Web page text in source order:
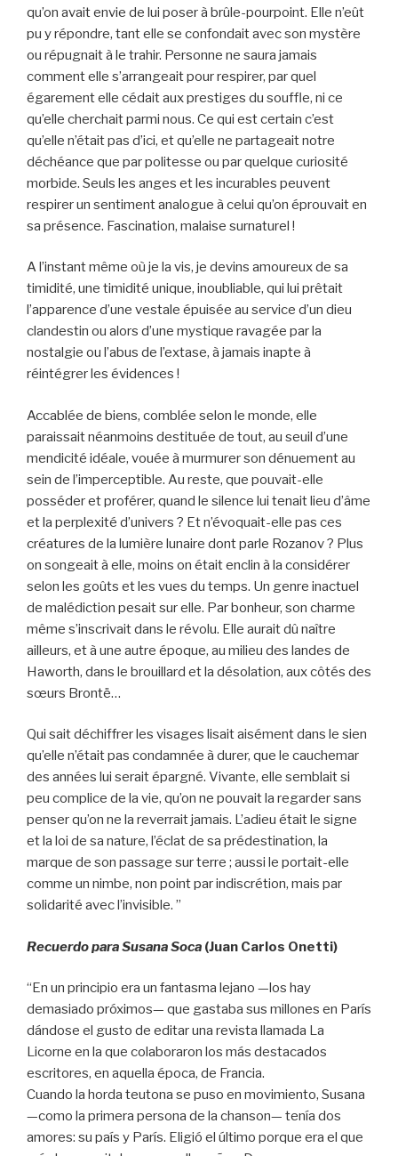
qu’on avait envie de lui poser à brûle-pourpoint. Elle n’eût
pu y répondre, tant elle se confondait avec son mystère
ou répugnait à le trahir. Personne ne saura jamais
comment elle s’arrangeait pour respirer, par quel
égarement elle cédait aux prestiges du souffle, ni ce
qu’elle cherchait parmi nous. Ce qui est certain c’est
qu’elle n’était pas d’ici, et qu’elle ne partageait notre
déchéance que par politesse ou par quelque curiosité
morbide. Seuls les anges et les incurables peuvent
respirer un sentiment analogue à celui qu’on éprouvait en
sa présence. Fascination, malaise surnaturel !
A l’instant même où je la vis, je devins amoureux de sa
timidité, une timidité unique, inoubliable, qui lui prêtait
l’apparence d’une vestale épuisée au service d’un dieu
clandestin ou alors d’une mystique ravagée par la
nostalgie ou l’abus de l’extase, à jamais inapte à
réintégrer les évidences !
Accablée de biens, comblée selon le monde, elle
paraissait néanmoins destituée de tout, au seuil d’une
mendicité idéale, vouée à murmurer son dénuement au
sein de l’imperceptible. Au reste, que pouvait-elle
posséder et proférer, quand le silence lui tenait lieu d’âme
et la perplexité d’univers ? Et n’évoquait-elle pas ces
créatures de la lumière lunaire dont parle Rozanov ? Plus
on songeait à elle, moins on était enclin à la considérer
selon les goûts et les vues du temps. Un genre inactuel
de malédiction pesait sur elle. Par bonheur, son charme
même s’inscrivait dans le révolu. Elle aurait dû naître
ailleurs, et à une autre époque, au milieu des landes de
Haworth, dans le brouillard et la désolation, aux côtés des
sœurs Brontë…
Qui sait déchiffrer les visages lisait aisément dans le sien
qu’elle n’était pas condamnée à durer, que le cauchemar
des années lui serait épargné. Vivante, elle semblait si
peu complice de la vie, qu’on ne pouvait la regarder sans
penser qu’on ne la reverrait jamais. L’adieu était le signe
et la loi de sa nature, l’éclat de sa prédestination, la
marque de son passage sur terre ; aussi le portait-elle
comme un nimbe, non point par indiscrétion, mais par
solidarité avec l’invisible. ”
Recuerdo para Susana Soca (Juan Carlos Onetti)
“En un principio era un fantasma lejano —los hay
demasiado próximos— que gastaba sus millones en París
dándose el gusto de editar una revista llamada La
Licorne en la que colaboraron los más destacados
escritores, en aquella época, de Francia.
Cuando la horda teutona se puso en movimiento, Susana
—como la primera persona de la chanson— tenía dos
amores: su país y París. Eligió el último porque era el que